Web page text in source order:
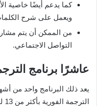
كما يدعم أيضًا خاصية
ويعمل على شرح
من الممكن أن يتم
التواصل الاجتماعي.
عاشرًا برنامج
يعد ذلك البرنامج واحد من
الترجمة الفورية بأكثر من 13 لغة، ويتميز ذلك البرنامج بما يلي: